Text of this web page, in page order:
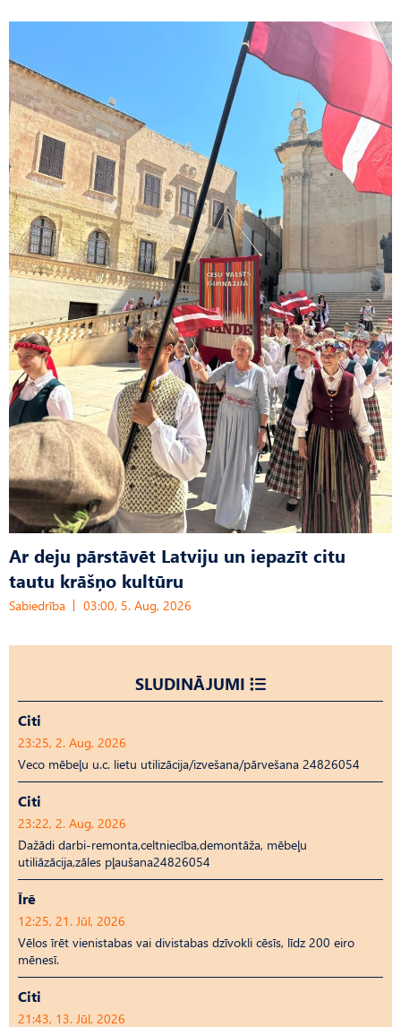
Ar deju pārstāvēt Latviju un iepazīt citu
tautu krāšņo kultūru
Sabiedrība 03:00, 5. Aug, 2026
SLUDINĀJUMI
Citi
23:25, 2. Aug, 2026
Veco mēbeļu u.c. lietu utilizācija/izvešana/pārvešana 24826054
Citi
23:22, 2. Aug, 2026
Dažādi darbi-remonta,celtniecība,demontāža, mēbeļu
utiliāzācija,zāles pļaušana24826054
Īrē
12:25, 21. Jūl, 2026
Vēlos īrēt vienistabas vai divistabas dzīvokli cēsīs, līdz 200 eiro
mēnesī.
Citi
21:43, 13. Jūl, 2026